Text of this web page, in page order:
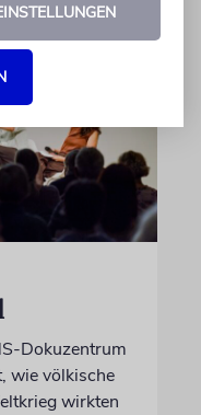
Dokuzentrum
wie völkische
wirkten